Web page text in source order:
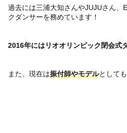
過去には三浦大知さんやJUJUさん、
クダンサーを務めています！
2016年にはリオオリンピック閉会式
また、現在は振付師やモデルとして